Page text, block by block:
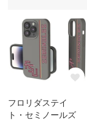
フロリダステイ
ト・セミノールズ